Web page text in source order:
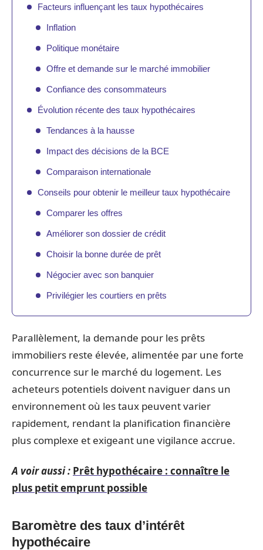
Facteurs influençant les taux hypothécaires
Inflation
Politique monétaire
Offre et demande sur le marché immobilier
Confiance des consommateurs
Évolution récente des taux hypothécaires
Tendances à la hausse
Impact des décisions de la BCE
Comparaison internationale
Conseils pour obtenir le meilleur taux hypothécaire
Comparer les offres
Améliorer son dossier de crédit
Choisir la bonne durée de prêt
Négocier avec son banquier
Privilégier les courtiers en prêts
Parallèlement, la demande pour les prêts
immobiliers reste élevée, alimentée par une forte
concurrence sur le marché du logement. Les
acheteurs potentiels doivent naviguer dans un
environnement où les taux peuvent varier
rapidement, rendant la planification financière
plus complexe et exigeant une vigilance accrue.
A voir aussi : Prêt hypothécaire : connaître le
plus petit emprunt possible
Baromètre des taux d’intérêt
hypothécaire